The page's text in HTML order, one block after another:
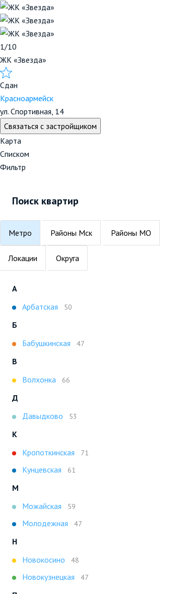
1/10
ЖК «Звезда»
Сдан
Красноармейск
ул. Спортивная, 14
Связаться с застройщиком
Карта
Списком
Фильтр
Поиск квартир
Метро Районы Мск Районы МО
Локации Округа
А
Арбатская
50
Б
Бабушкинская
47
В
Волхонка
66
Д
Давыдково
53
К
Кропоткинская
71
Кунцевская 61
М
Можайская
59
Молодежная 47
Н
Новокосино
48
Новокузнецкая 47